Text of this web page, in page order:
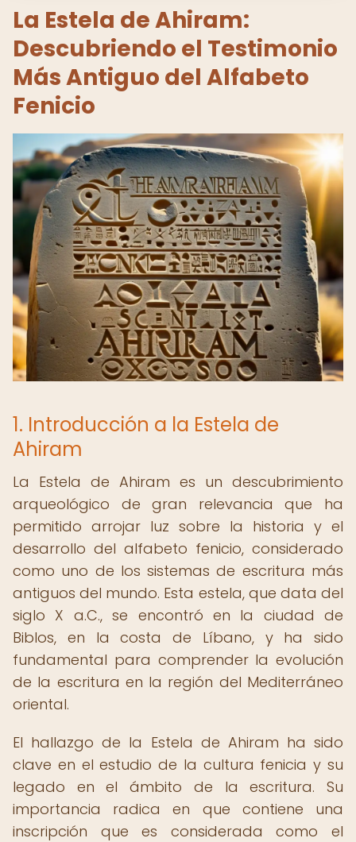
La Estela de Ahiram:
Descubriendo el Testimonio
Más Antiguo del Alfabeto
Fenicio
1. Introducción a la Estela de
Ahiram
La Estela de Ahiram es un descubrimiento
arqueológico de gran relevancia que ha
permitido arrojar luz sobre la historia y el
desarrollo del alfabeto fenicio, considerado
como uno de los sistemas de escritura más
antiguos del mundo. Esta estela, que data del
siglo X a.C., se encontró en la ciudad de
Biblos, en la costa de Líbano, y ha sido
fundamental para comprender la evolución
de la escritura en la región del Mediterráneo
oriental.
El hallazgo de la Estela de Ahiram ha sido
clave en el estudio de la cultura fenicia y su
legado en el ámbito de la escritura. Su
importancia radica en que contiene una
inscripción que es considerada como el